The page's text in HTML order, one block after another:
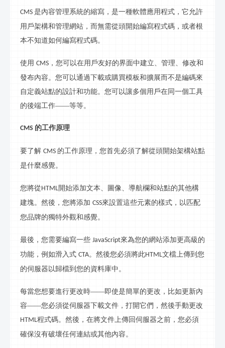
CMS 是內容管理系統的縮寫，是一種軟體應用程式，它允許
用戶架構和管理網站，而無需從頭開始編寫程式碼，或者根
本不知道如何編寫程式碼。
使用 CMS ，您可以在用戶友好的界面中建立 、管理、修改和
發布內容。您可以通過下載或購買模板和擴展而不是編碼來
自定義站點的設計和功能。您可以讓多個用戶在同一個工具
的後端工作——等等。
CMS 的工作原理
要了解 CMS 的工作原理，您首先必須了解從頭開始架構站點
是什麼感覺。
您將從HTML開始添加文本、圖像、導航欄和站點的其他構
建塊。然後，您將添加 CSS來設置這些元素的樣式，以匹配
您品牌的獨特外觀和感覺。
最後，您需要編寫一些 JavaScript來為您的網站添加更高級的
功能，例如滑入式 CTA。然後您必須將此HTML文檔 上傳到您
的伺服器以歸檔到您的資料庫中。
每當您想要進行更改時——即使是簡單的更改，比如更新內
容——您必須從伺服器下載文件，打開它們，然後手動更改
HTML程式碼。然後，在將文件上傳回伺服器之前，您必須
確保沒有破壞任何連結或其他內容。